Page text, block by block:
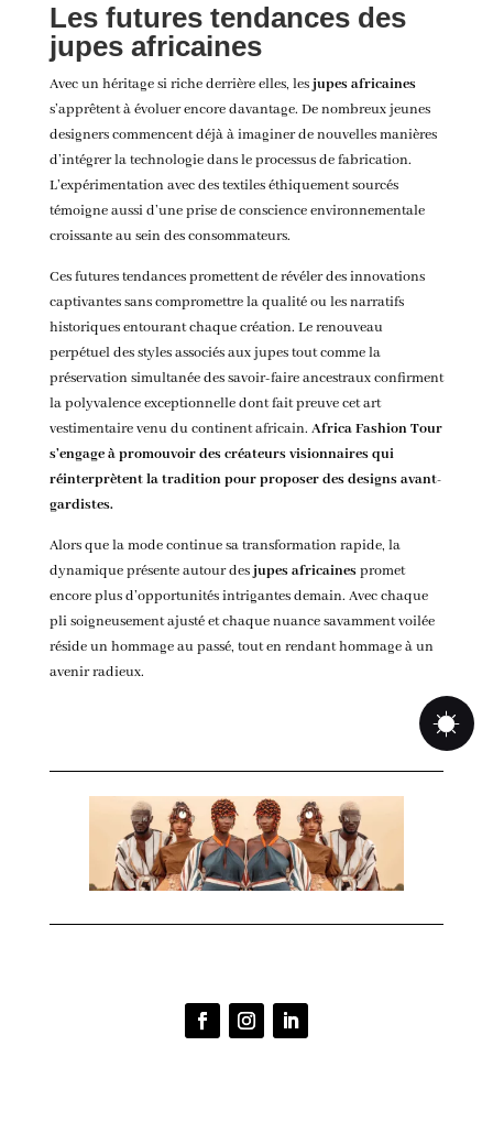
Les futures tendances des
jupes africaines
Avec un héritage si riche derrière elles, lesjupes africaines
s’apprêtent à évoluer encore davantage. De nombreux jeunes
designers commencent déjà à imaginer de nouvelles manières
d’intégrer la technologie dans le processus de fabrication.
L’expérimentation avec des textiles éthiquement sourcés
témoigne aussi d’une prise de conscience environnementale
croissante au sein des consommateurs.
Ces futures tendances promettent de révéler des innovations
captivantes sans compromettre la qualité ou les narratifs
historiques entourant chaque création. Le renouveau
perpétuel des styles associés aux jupes tout comme la
préservation simultanée des savoir-faire ancestraux confirment
la polyvalence exceptionnelle dont fait preuve cet art
vestimentaire venu du continent africain. Africa Fashion Tour
s’engage à promouvoir des créateurs visionnaires qui
réinterprètent la tradition pour proposer des designs avant-
gardistes.
Alors que la mode continue sa transformation rapide, la
dynamique présente autour desjupes africainespromet
encore plus d’opportunités intrigantes demain. Avec chaque
pli soigneusement ajusté et chaque nuance savamment voilée
réside un hommage au passé, tout en rendant hommage à un
avenir radieux.